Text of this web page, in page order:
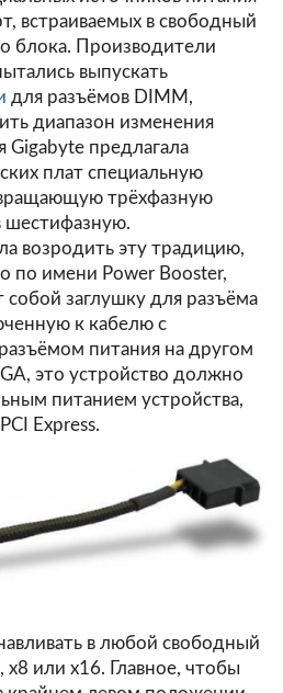
встраиваемых в свободный
блока. Производители
выпускать
для разъёмов DIMM,
диапазон изменения
Gigabyte предлагала
плат специальную
трёхфазную
шестифазную.
возродить эту традицию,
по имени Power Booster,
собой заглушку для разъёма
к кабелю с
питания на другом
это устройство должно
питанием устройства,
Express.
в любой свободный
x8 или x16. Главное, чтобы